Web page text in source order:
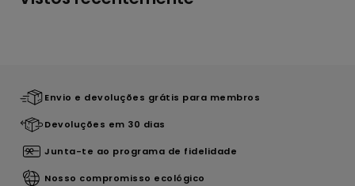
Envio e devoluções grátis para membros
Devoluções em 30 dias
Junta-te ao programa de fidelidade
Nosso compromisso ecológico